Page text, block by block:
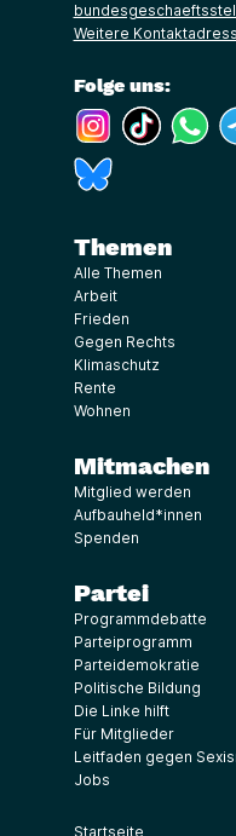
Weitere
Folge uns:
(Link öffnet ein
(Link
Themen
Alle Themen
Arbeit
Frieden
Gegen Rechts
Klimaschutz
Rente
Wohnen
Mitmachen
Mitglied werden
Aufbauheld*innen
Spenden
Partei
Programmdebatte
Parteiprogramm
Parteidemokratie
Politische Bildung
Die Linke hilft
Für Mitglieder
Leitfaden gegen
Jobs
Startseite